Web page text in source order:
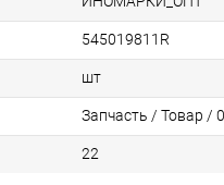
545019811R
шт
Запчасть / Товар /
22